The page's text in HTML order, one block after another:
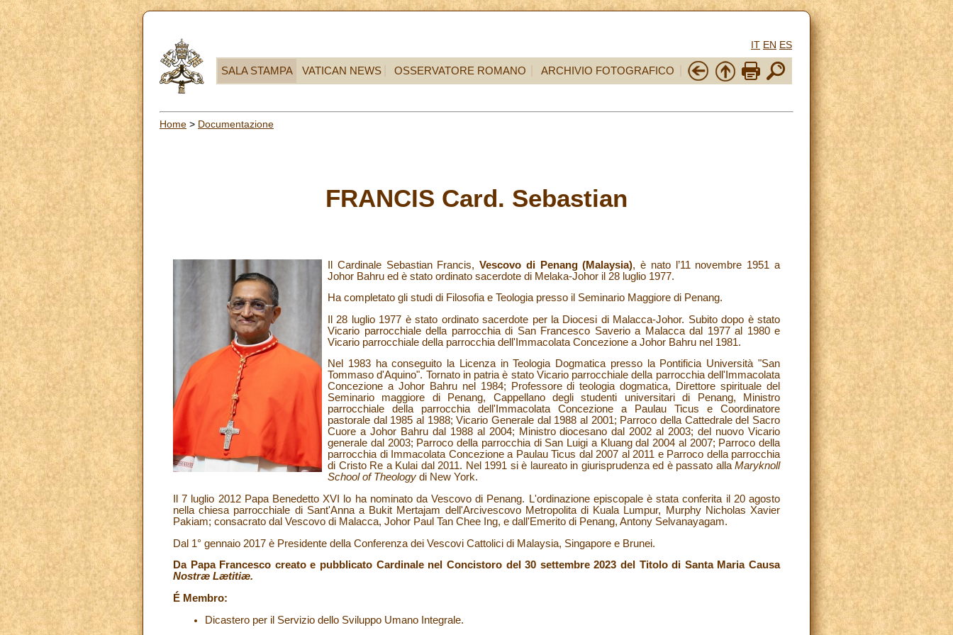
IT EN ES
SALA STAMPA VATICAN NEWS OSSERVATORE ROMANO ARCHIVIO FOTOGRAFICO
Home > Documentazione
FRANCIS Card. Sebastian
Il Cardinale Sebastian Francis,Vescovo di Penang (Malaysia), è nato l’11 novembre 1951 a
Johor Bahru ed è stato ordinato sacerdote di Melaka-Johor il 28 luglio 1977.
Ha completato gli studi di Filosofia e Teologia presso il Seminario Maggiore di Penang.
Il 28 luglio 1977 è stato ordinato sacerdote per la Diocesi di Malacca-Johor. Subito dopo è stato
Vicario parrocchiale della parrocchia di San Francesco Saverio a Malacca dal 1977 al 1980 e
Vicario parrocchiale della parrocchia dell'Immacolata Concezione a Johor Bahru nel 1981.
Nel 1983 ha conseguito la Licenza in Teologia Dogmatica presso la Pontificia Università "San
Tommaso d'Aquino". Tornato in patria è stato Vicario parrocchiale della parrocchia dell'Immacolata
Concezione a Johor Bahru nel 1984; Professore di teologia dogmatica, Direttore spirituale del
Seminario maggiore di Penang, Cappellano degli studenti universitari di Penang, Ministro
parrocchiale della parrocchia dell'Immacolata Concezione a Paulau Ticus e Coordinatore
pastorale dal 1985 al 1988; Vicario Generale dal 1988 al 2001; Parroco della Cattedrale del Sacro
Cuore a Johor Bahru dal 1988 al 2004; Ministro diocesano dal 2002 al 2003; del nuovo Vicario
generale dal 2003; Parroco della parrocchia di San Luigi a Kluang dal 2004 al 2007; Parroco della
parrocchia di Immacolata Concezione a Paulau Ticus dal 2007 al 2011 e Parroco della parrocchia
di Cristo Re a Kulai dal 2011. Nel 1991 si è laureato in giurisprudenza ed è passato allaMaryknoll
School of Theology di New York.
Il 7 luglio 2012 Papa Benedetto XVI lo ha nominato da Vescovo di Penang. L'ordinazione episcopale è stata conferita il 20 agosto
nella chiesa parrocchiale di Sant'Anna a Bukit Mertajam dell'Arcivescovo Metropolita di Kuala Lumpur, Murphy Nicholas Xavier
Pakiam; consacrato dal Vescovo di Malacca, Johor Paul Tan Chee Ing, e dall'Emerito di Penang, Antony Selvanayagam.
Dal 1° gennaio 2017 è Presidente della Conferenza dei Vescovi Cattolici di Malaysia, Singapore e Brunei.
Da Papa Francesco creato e pubblicato Cardinale nel Concistoro del 30 settembre 2023 del Titolo di Santa Maria Causa
Nostræ Lætitiæ.
É Membro:
Dicastero per il Servizio dello Sviluppo Umano Integrale.